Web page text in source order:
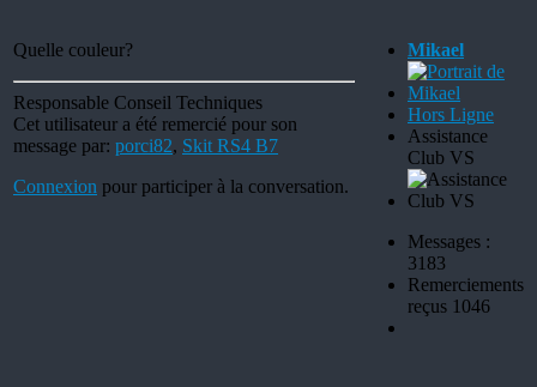
Quelle couleur?
Responsable Conseil Techniques
Cet utilisateur a été remercié pour son
message par: porci82, Skit RS4 B7
Connexion pour participer à la conversation.
Mikael
Hors Ligne
Assistance
Club VS
Messages :
3183
Remerciements
reçus 1046